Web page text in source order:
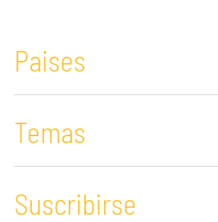
Paises
Temas
Suscribirse